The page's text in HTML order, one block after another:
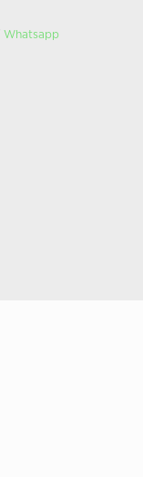
Whatsapp